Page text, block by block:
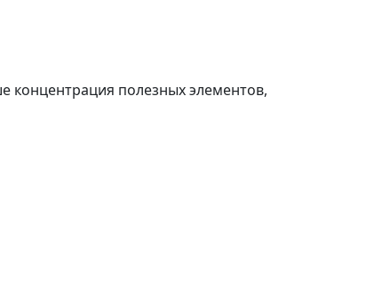
концентрация полезных элементов,